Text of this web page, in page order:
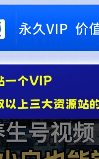
您当前未登录！建议登陆后购